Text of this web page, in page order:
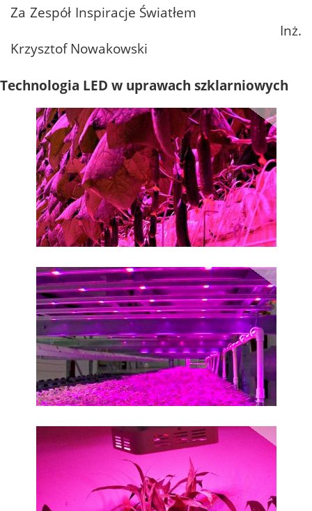
Za Zespół Inspiracje Światłem
Inż.
Krzysztof Nowakowski
Technologia LED w uprawach szklarniowych